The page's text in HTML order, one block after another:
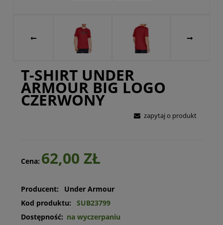
T-SHIRT UNDER
ARMOUR BIG LOGO
CZERWONY
zapytaj o produkt
Cena: 62,00 ZŁ
Producent:
Under Armour
Kod produktu:
SUB23799
Dostępność: na wyczerpaniu